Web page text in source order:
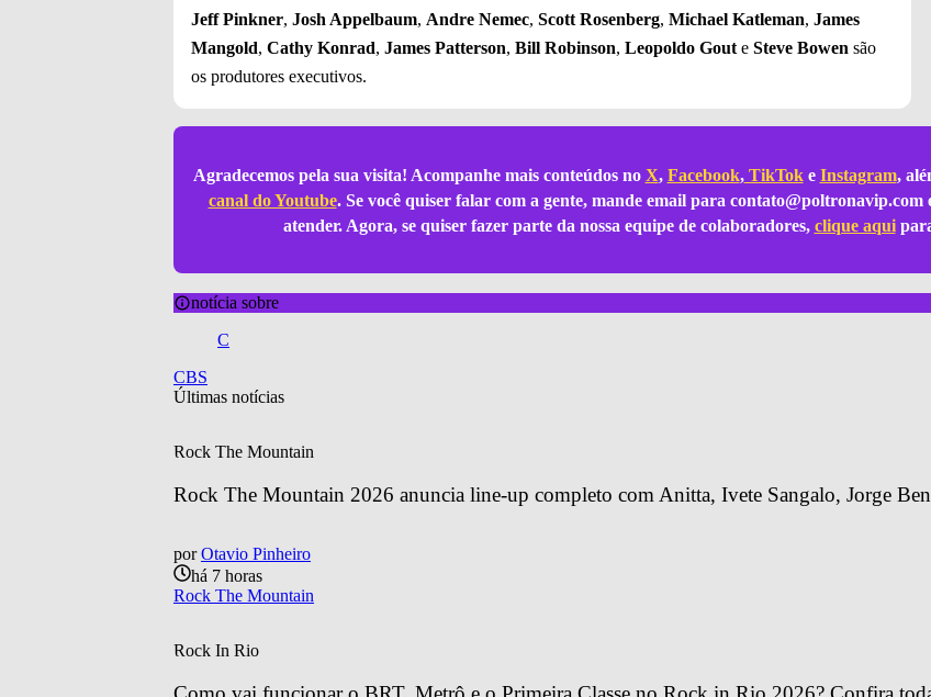
Jeff Pinkner, Josh Appelbaum, Andre Nemec, Scott Rosenberg, Michael Katleman, James
Mangold, Cathy Konrad, James Patterson, Bill Robinson, Leopoldo Gout e Steve Bowen são
os produtores executivos.
Agradecemos pela sua visita! Acompanhe mais conteúdos no X, Facebook,TikToke Instagram,
canal do Youtube. Se você quiser falar com a gente, mande email para contato@poltronavip.com
atender. Agora, se quiser fazer parte da nossa equipe de colaboradores, clique aqui
notícia sobre
C
CBS
Últimas notícias
Rock The Mountain
Rock The Mountain 2026 anuncia line-up completo com Anitta, Ivete Sangalo, Jorge
por Otavio Pinheiro
há 7 horas
Rock The Mountain
Rock In Rio